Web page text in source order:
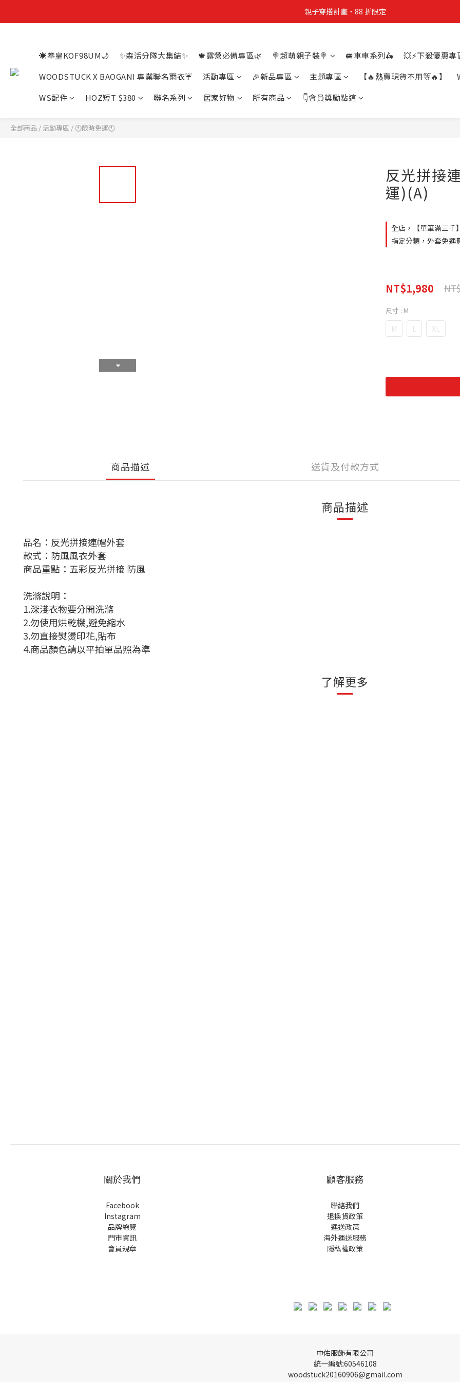
親子穿搭計畫・88 折限定
親子穿搭計畫・88 折限定
買4件短T送雨傘☂️！【這把傘，大概率不是你在撐☂️】
親子穿搭計畫・88 折限定
☀️拳皇KOF98UM🌙 ✨森活分隊大集結✨ 🍁露營必備專區🌿 🍭超萌親子裝🍭 🚐車車系列🛵
💥⚡下殺優惠專
WOODSTUCK X BAOGANI 專業聯名雨衣☔
活動專區 🎉新品專區 主題專區 【🔥熱賣現貨不用等🔥】
WS配件
HOZ短T $380 聯名系列 居家好物 所有商品 👇會員獎勵點這
全部商品 / 活動專區 /🕙限時免運🕙
反光拼接
運)(A)
全店，【單筆滿三千
指定分類，外套免運
NT$1,980
尺寸 : M
M L XL
商品描述 送貨及付款方式
商品描述
品名：反光拼接連帽外套
款式：防風風衣外套
商品重點：五彩反光拼接 防風
洗滌說明 ：
1.深淺衣物要分開洗滌
2.勿使用烘乾機,避免縮水
3.勿直接熨燙印花,貼布
4.商品顏色請以平拍單品照為準
了解更多
關於我們
Facebook
Instagram
品牌總覽
門市資訊
會員規章
顧客服務
聯絡我們
退換貨政策
運送政策
海外運送服務
隱私權政策
中佑服飾有限公司
統一編號:60546108
woodstuck20160906@gmail.com